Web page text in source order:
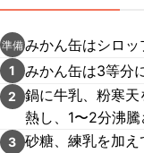
準備みかん缶はシロッ
1 みかん缶は3等分
2
鍋に牛乳、粉寒
熱し、1〜2分沸騰
3 砂糖、練乳を加